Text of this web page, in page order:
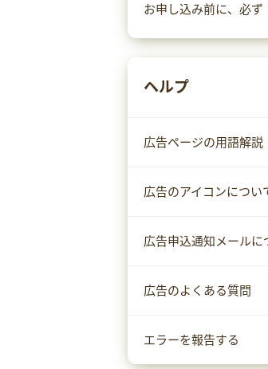
お申し込み前に、必ず
ヘルプ
広告ページの用語解説
広告のアイコンについ
広告申込通知メールに
広告のよくある質問
エラーを報告する